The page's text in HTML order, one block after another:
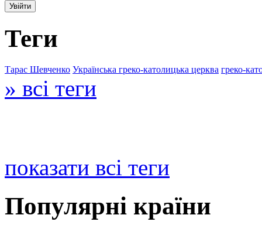
Теги
Тарас Шевченко Українська греко-католицька церква греко-
» всі теги
показати всі теги
Популярні країни